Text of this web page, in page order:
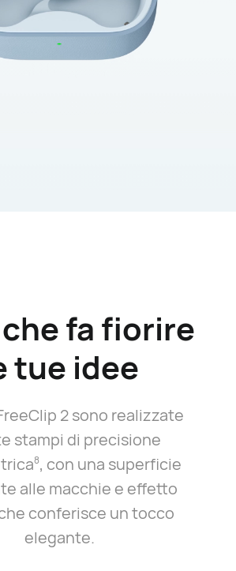
fa fiorire
tue idee
2 sono realizzate
stampi di precisione
8, con una superficie
alle macchie e effetto
conferisce un tocco
elegante.